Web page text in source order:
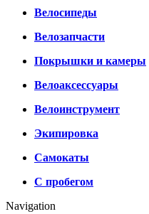
Велосипеды
Велозапчасти
Покрышки и камеры
Велоаксессуары
Велоинструмент
Экипировка
Самокаты
С пробегом
Navigation